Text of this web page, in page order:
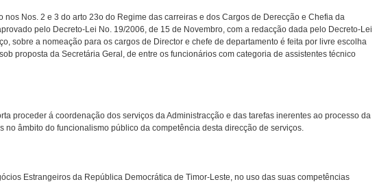
nos Nos. 2 e 3 do arto 23o do Regime das carreiras e dos Cargos de Derecção e Chefia da
pelo Decreto-Lei No. 19/2006, de 15 de Novembro, com a redacção dada pelo Decreto-Lei
sobre a nomeação para os cargos de Director e chefe de departamento é feita por livre escolha
proposta da Secretária Geral, de entre os funcionários com categoria de assistentes técnico
proceder á coordenação dos serviços da Administracção e das tarefas inerentes ao processo da
no âmbito do funcionalismo público da competência desta direcção de serviços.
Estrangeiros da República Democrática de Timor-Leste, no uso das suas competências